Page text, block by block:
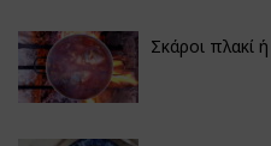
Σκάροι πλακί